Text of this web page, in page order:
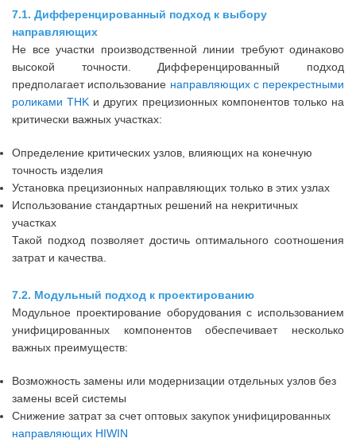
7.1. Дифференцированный подход к выбору
направляющих
Не все участки производственной линии требуют одинаково
высокой точности. Дифференцированный подход
предполагает использование направляющих с перекрестными
роликами THK и других прецизионных компонентов только на
критически важных участках:
Определение критических узлов, влияющих на конечную
точность изделия
Установка прецизионных направляющих только в этих узлах
Использование стандартных решений на некритичных
участках
Такой подход позволяет достичь оптимального соотношения
затрат и качества.
7.2. Модульный подход к проектированию
Модульное проектирование оборудования с использованием
унифицированных компонентов обеспечивает несколько
важных преимуществ:
Возможность замены или модернизации отдельных узлов без
замены всей системы
Снижение затрат за счет оптовых закупок унифицированных
направляющих HIWIN